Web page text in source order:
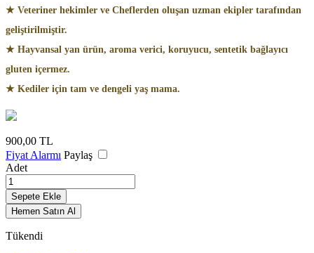
★ Veteriner hekimler ve Cheflerden oluşan uzman ekipler tarafından
geliştirilmiştir.
★ Hayvansal yan ürün, aroma verici, koruyucu, sentetik bağlayıcı
gluten içermez.
★ Kediler için tam ve dengeli yaş mama.
900,00 TL
Fiyat Alarmı Paylaş
Adet
Sepete Ekle
Hemen Satın Al
Tükendi